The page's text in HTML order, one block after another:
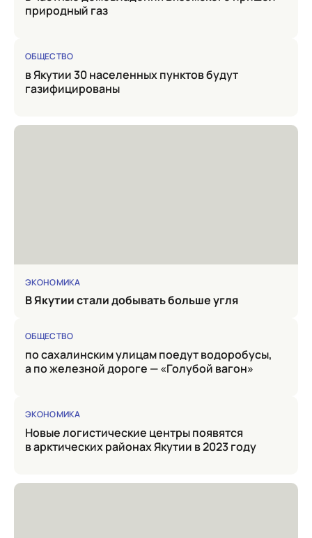
природный газ
ОБЩЕСТВО
в Якутии 30 населенных пунктов будут
газифицированы
ЭКОНОМИКА
в Якутии стали добывать больше угля
ОБЩЕСТВО
по сахалинским улицам поедут водоробусы,
а по железной дороге — «Голубой вагон»
ЭКОНОМИКА
Новые логистические центры появятся
в арктических районах Якутии в 2023 году